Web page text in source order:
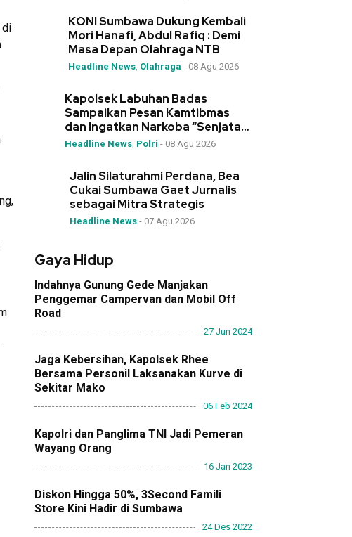
di
KONI Sumbawa Dukung Kembali
Mori Hanafi, Abdul Rafiq : Demi
Masa Depan Olahraga NTB
Headline News, Olahraga - 08 Agu 2026
Kapolsek Labuhan Badas
Sampaikan Pesan Kamtibmas
dan Ingatkan Narkoba “Senjata
Pemusnah Generasi”
Headline News, Polri - 08 Agu 2026
Jalin Silaturahmi Perdana, Bea
Cukai Sumbawa Gaet Jurnalis
sebagai Mitra Strategis
Headline News- 07 Agu 2026
Gaya Hidup
Indahnya Gunung Gede Manjakan
Penggemar Campervan dan Mobil Off
Road
27 Jun 2024
Jaga Kebersihan, Kapolsek Rhee
Bersama Personil Laksanakan Kurve di
Sekitar Mako
06 Feb 2024
Kapolri dan Panglima TNI Jadi Pemeran
Wayang Orang
16 Jan 2023
Diskon Hingga 50%, 3Second Famili
Store Kini Hadir di Sumbawa
24 Des 2022